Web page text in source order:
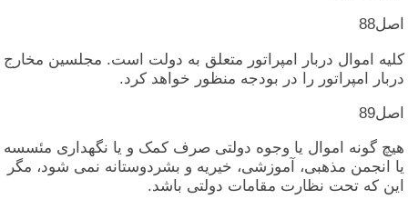
اصل‏88
کلیه‏ اموال‏ دربار امپراتور متعلق‏ به‏ دولت‏ است‏. مجلسین‏ مخارج‏
دربار امپراتور را در بودجه‏ منظور خواهد کرد.
اصل‏89
هیچ‏ گونه‏ اموال‏ یا وجوه‏ دولتی‏ صرف‏ کمک‏ و یا نگهداری‏ مئسسه‏
یا انجمن‏ مذهبی‏، آموزشی‏، خیریه‏ و بشردوستانه‏ نمی‏ شود، مگر
این‏ که‏ تحت‏ نظارت‏ مقامات‏ دولتی‏ باشد.